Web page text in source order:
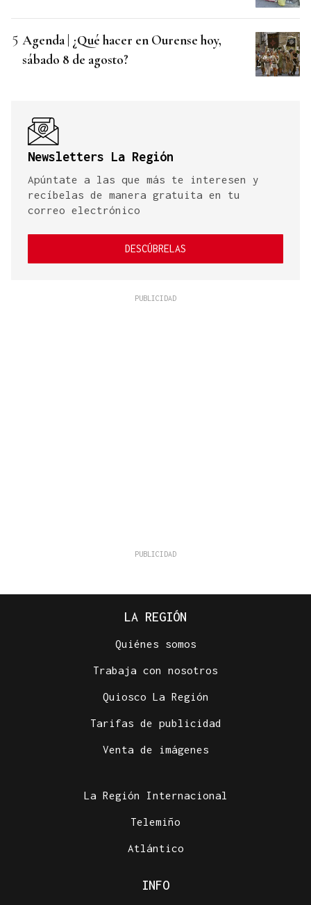
Agenda | ¿Qué hacer en Ourense hoy,
sábado 8 de agosto?
Newsletters La Región
Apúntate a las que más te interesen y
recíbelas de manera gratuita en tu
correo electrónico
DESCÚBRELAS
LA REGIÓN
Quiénes somos
Trabaja con nosotros
Quiosco La Región
Tarifas de publicidad
Venta de imágenes
La Región Internacional
Telemiño
Atlántico
INFO